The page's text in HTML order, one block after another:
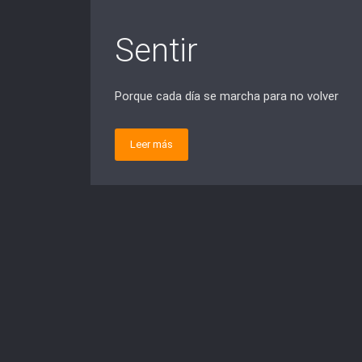
Sentir
Porque cada día se marcha para no volver
Leer más